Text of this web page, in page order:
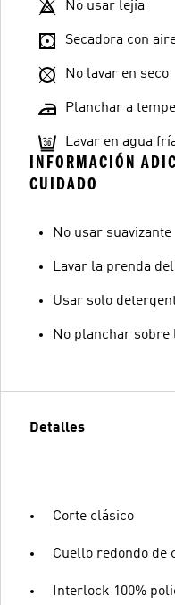
No usar lejía
Secadora con
No lavar en seco
Planchar a
Lavar en agua
INFORMACIÓN
CUIDADO
No usar suavizante
Lavar la prenda
Usar solo
No planchar sobre
Detalles
Corte clásico
Cuello redondo de
Interlock 100%